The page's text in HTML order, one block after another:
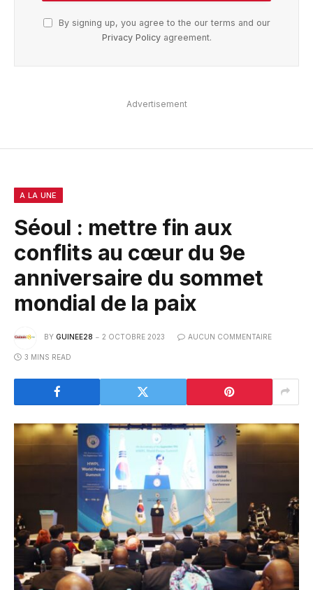
By signing up, you agree to the our terms and our
Privacy Policyagreement.
Advertisement
A LA UNE
Séoul : mettre fin aux
conflits au cœur du 9e
anniversaire du sommet
mondial de la paix
BY GUINEE28 2 OCTOBRE 2023 AUCUN COMMENTAIRE
3 MINS READ